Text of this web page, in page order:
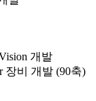
개발
장비 개발 (90축)